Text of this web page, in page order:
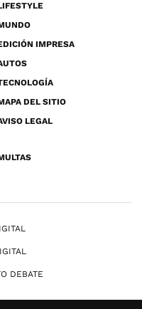
IMPRESA
DEL SITIO
LEGAL
DEBATE